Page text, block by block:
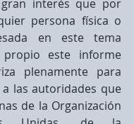
interés que por
persona física o
en este tema
este informe
plenamente para
las autoridades que
de la Organización